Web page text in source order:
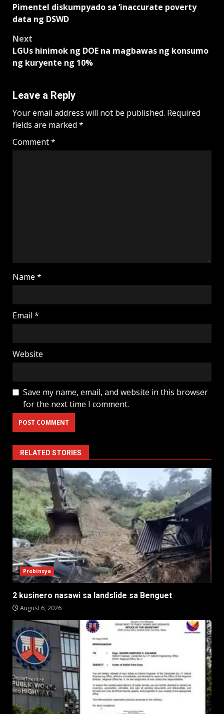
navigation
Pimentel diskumpyado sa ‘inaccurate poverty
data ng DSWD
Next
LGUs hinimok ng DOE na magbawas ng konsumo
ng kuryente ng 10%
Leave a Reply
Your email address will not be published. Required
fields are marked *
Comment*
Name *
Email *
Website
Save my name, email, and website in this browser
for the next time I comment.
RELATED STORIES
Probinsya
2 kusinero nasawi sa landslide sa Benguet
August 6, 2026